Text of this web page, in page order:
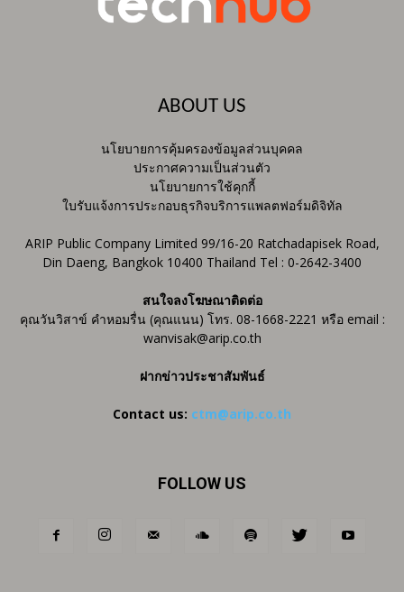
ABOUT US
นโยบายการคุ้มครองข้อมูลส่วนบุคคล
ประกาศความเป็นส่วนตัว
นโยบายการใช้คุกกี้
ใบรับแจ้งการประกอบธุรกิจบริการแพลตฟอร์มดิจิทัล
ARIP Public Company Limited 99/16-20 Ratchadapisek Road,
Din Daeng, Bangkok 10400 Thailand Tel : 0-2642-3400
สนใจลงโฆษณาติดต่อ
คุณวันวิสาข์ คำหอมรื่น (คุณแนน) โทร. 08-1668-2221 หรือ email :
wanvisak@arip.co.th
ฝากข่าวประชาสัมพันธ์
Contact us: ctm@arip.co.th
FOLLOW US